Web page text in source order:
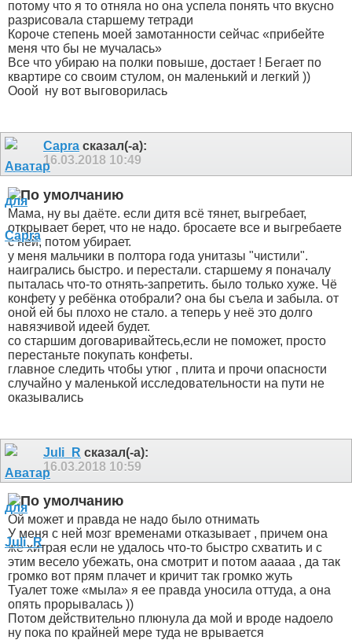
потому что я то отняла но она успела понять что вкусно
разрисовала старшему тетради
Короче степень моей замотанности сейчас «прибейте
меня что бы не мучалась»
Все что убираю на полки повыше, достает ! Бегает по
квартире со своим стулом, он маленький и легкий ))
Ооой ну вот выговорилась
Capra сказал(-а):
16.03.2018 10:49
Мама, ну вы даёте. если дитя всё тянет, выгребает,
открывает берет, что не надо. бросаете все и выгребаете
с ней, потом убирает.
у меня мальчики в полтора года унитазы "чистили".
наигрались быстро. и перестали. старшему я поначалу
пыталась что-то отнять-запретить. было только хуже. Чё
конфету у ребёнка отобрали? она бы съела и забыла. от
оной ей бы плохо не стало. а теперь у неё это долго
навязчивой идеей будет.
со старшим договаривайтесь,если не поможет, просто
перестаньте покупать конфеты.
главное следить чтобы утюг , плита и прочи опасности
случайно у маленькой исследовательности на пути не
оказывались
Juli_R сказал(-а):
16.03.2018 10:59
Ой может и правда не надо было отнимать
У меня с ней мозг временами отказывает , причем она
же хитрая если не удалось что-то быстро схватить и с
этим весело убежать, она смотрит и потом ааааа , да так
громко вот прям плачет и кричит так громко жуть
Туалет тоже «мыла» я ее правда уносила оттуда, а она
опять прорывалась ))
Потом действительно плюнула да мой и вроде надоело
ну пока по крайней мере туда не врывается